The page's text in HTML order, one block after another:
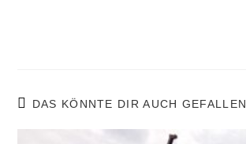
DAS KÖNNTE DIR AUCH GEFALLEN